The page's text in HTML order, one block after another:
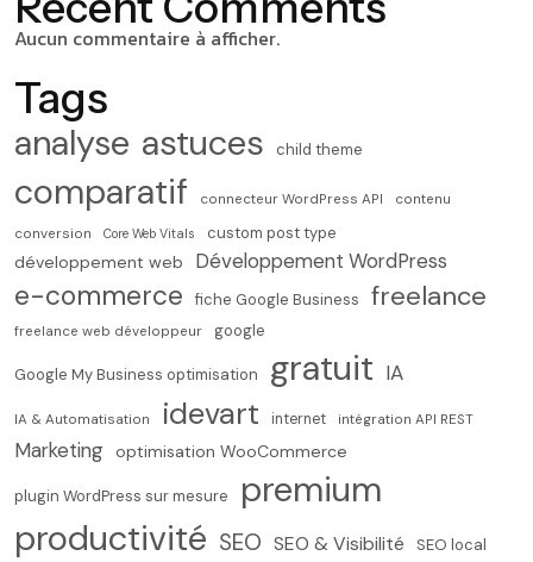
Aucun commentaire à afficher.
Tags
analyse astuces child theme
comparatif connecteur WordPress API
contenu
conversion
Core Web Vitals custom post type
développement web Développement WordPress
e-commerce fiche Google Business freelance
freelance web développeur google
Google My Business optimisation gratuit IA
IA & Automatisation idevart internet intégration API REST
Marketing optimisation WooCommerce
plugin WordPress sur mesure
premium
productivité SEO SEO & Visibilité SEO local